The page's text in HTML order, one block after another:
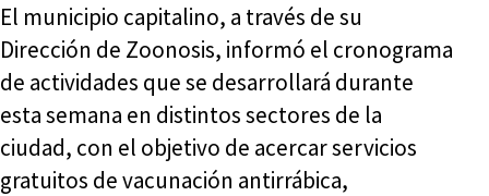
El municipio capitalino, a través de su
Dirección de Zoonosis, informó el cronograma
de actividades que se desarrollará durante
esta semana en distintos sectores de la
ciudad, con el objetivo de acercar servicios
gratuitos de vacunación antirrábica,